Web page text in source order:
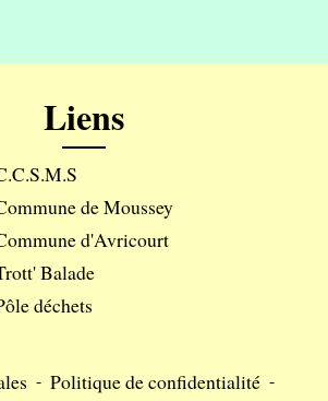
Liens
de Moussey
d'Avricourt
Balade
déchets
- Politique de confidentialité -